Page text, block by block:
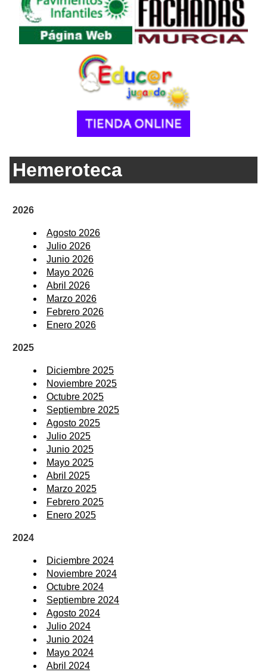
Hemeroteca
2026
Agosto 2026
Julio 2026
Junio 2026
Mayo 2026
Abril 2026
Marzo 2026
Febrero 2026
Enero 2026
2025
Diciembre 2025
Noviembre 2025
Octubre 2025
Septiembre 2025
Agosto 2025
Julio 2025
Junio 2025
Mayo 2025
Abril 2025
Marzo 2025
Febrero 2025
Enero 2025
2024
Diciembre 2024
Noviembre 2024
Octubre 2024
Septiembre 2024
Agosto 2024
Julio 2024
Junio 2024
Mayo 2024
Abril 2024